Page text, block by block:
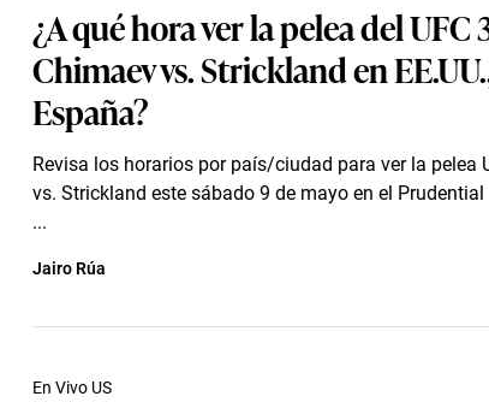
¿A qué hora ver la pelea del UFC
Chimaev vs. Strickland en
España?
Revisa los horarios por país/ciudad para ver la pelea
vs. Strickland este sábado 9 de mayo en el
...
Jairo Rúa
En Vivo US